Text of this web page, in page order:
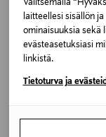
Valitsemalla
laitteellesi sisällön
ominaisuuksia sekä
evästeasetuksiasi
linkistä.
Tietoturva ja
Valmistusmaa
Intia
Valmistajan
ALE –40%
Discounted Price
47,90 € Original Price
79,90 €